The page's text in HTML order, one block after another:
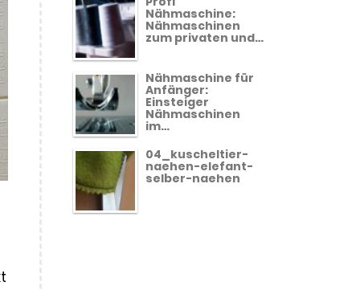
Nähmaschine:
Nähmaschinen
zum privaten und…
Nähmaschine für
Anfänger:
Einsteiger
Nähmaschinen
im…
04_kuscheltier-
naehen-elefant-
selber-naehen